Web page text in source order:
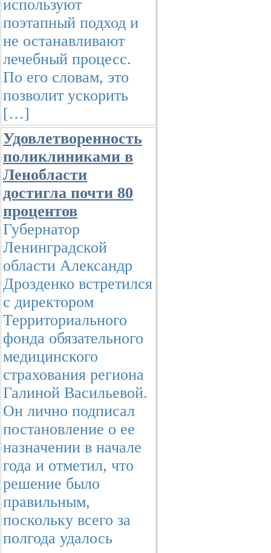
используют
поэтапный подход и
не останавливают
лечебный процесс.
По его словам, это
позволит ускорить
[…]
Удовлетворенность
поликлиниками в
Ленобласти
достигла почти 80
процентов
Губернатор
Ленинградской
области Александр
Дрозденко встретился
с директором
Территориального
фонда обязательного
медицинского
страхования региона
Галиной Васильевой.
Он лично подписал
постановление о ее
назначении в начале
года и отметил, что
решение было
правильным,
поскольку всего за
полгода удалось